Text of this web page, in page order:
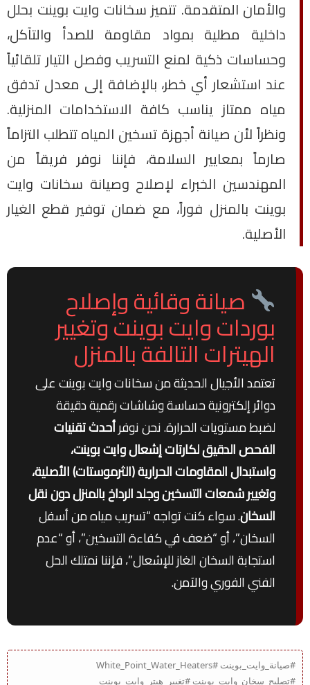
والأمان المتقدمة. تتميز سخانات وايت بوينت بحلل
داخلية مطلية بمواد مقاومة للصدأ والتآكل،
وحساسات ذكية لمنع التسريب وفصل التيار تلقائياً
عند استشعار أي خطر، بالإضافة إلى معدل تدفق
مياه ممتاز يناسب كافة الاستخدامات المنزلية.
ونظراً لأن صيانة أجهزة تسخين المياه تتطلب التزاماً
صارماً بمعايير السلامة، فإننا نوفر فريقاً من
المهندسين الخبراء لإصلاح وصيانة سخانات وايت
بوينت بالمنزل فوراً، مع ضمان توفير قطع الغيار
الأصلية.
صيانة وقائية وإصلاح
بوردات وايت بوينت وتغيير
الهيترات التالفة بالمنزل
تعتمد الأجيال الحديثة من سخانات وايت بوينت على
دوائر إلكترونية حساسة وشاشات رقمية دقيقة
لضبط مستويات الحرارة. نحن نوفرأحدث تقنيات
الفحص الدقيق لكارتات إشعال وايت بوينت،
واستبدال المقاومات الحرارية (الثرموستات) الأصلية،
وتغيير شمعات التسخين وجلد الرداخ بالمنزل دون نقل
السخان. سواء كنت تواجه “تسريب مياه من أسفل
السخان”، أو “ضعف في كفاءة التسخين”، أو “عدم
استجابة السخان الغاز للإشعال”، فإننا نمتلك الحل
الفني الفوري والآمن.
#صيانة_وايت_بوينت #White_Point_Water_Heaters
#تصليح_سخان_وايت_بوينت #تغيير_هيتر_وايت_بوينت